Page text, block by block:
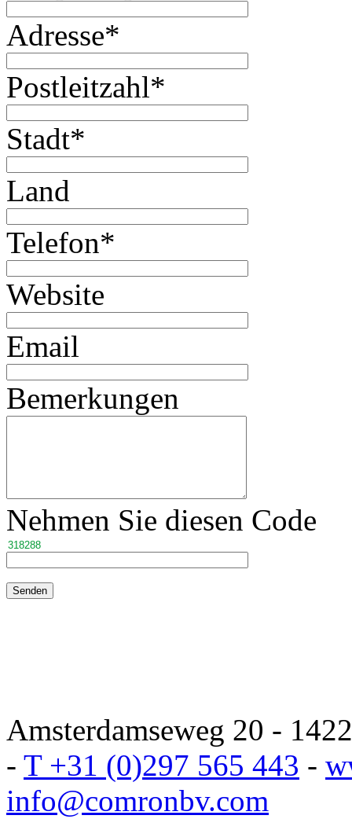
Adresse*
Postleitzahl*
Stadt*
Land
Telefon*
Website
Email
Bemerkungen
Nehmen Sie diesen Code
Amsterdamseweg 20 -
- T +31 (0)297 565 443 -
info@comronbv.com